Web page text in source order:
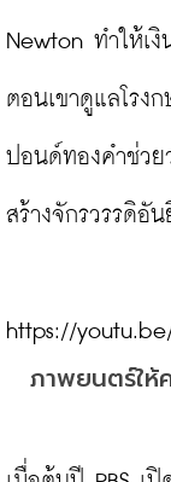
Newton ทำให้เ
ตอนเขาดูแลโรง
ปอนด์ทองคำช่วย
สร้างจักรวรรดิอั
ภาพยนตร์ให้